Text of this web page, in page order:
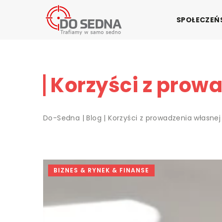
Korzyści z
Do-Sedna |Blog |Korzyści z prowadzenia własnej
BIZNES & RYNEK & FINANSE